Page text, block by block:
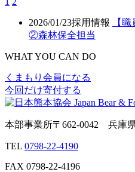
2026/01/23採用情報
【
②森林保全担当
WHAT YOU CAN DO
くまもり会員になる
今回だけ寄付する
本部事業所〒662-0042 兵庫
TEL 0798-22-4190
FAX 0798-22-4196